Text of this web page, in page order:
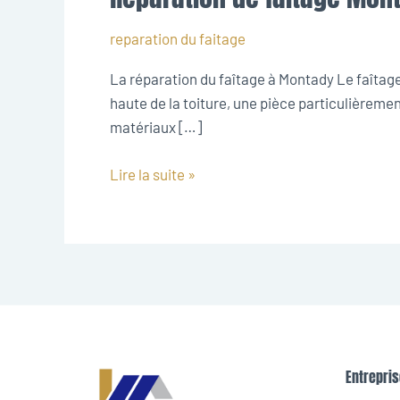
reparation du faitage
La réparation du faîtage à Montady Le
haute de la toiture, une pièce
matériaux […]
de
faitage
Lire la suite »